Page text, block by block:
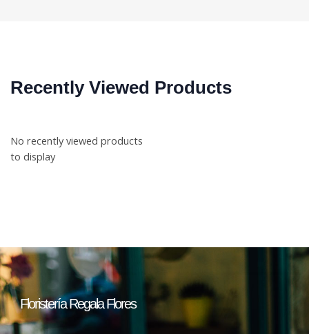
Recently Viewed Products
No recently viewed products
to display
Floristería Regala Flores